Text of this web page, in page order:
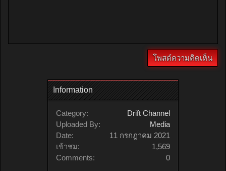
Information
Category:
Drift Channel
Uploaded By:
Media
Date:
11 กรกฎาคม 2021
เข้าชม:
1,569
Comments:
0